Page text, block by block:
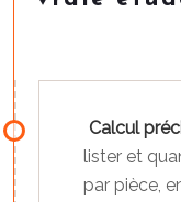
Calcul
lister et
par pièce,